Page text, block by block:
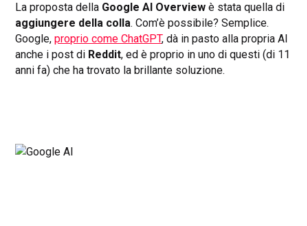
La proposta della Google AI Overviewè stata quella di
aggiungere della colla. Com’è possibile? Semplice.
Google,proprio come ChatGPT, dà in pasto alla propria AI
anche i post di Reddit, ed è proprio in uno di questi (di 11
anni fa) che ha trovato la brillante soluzione.